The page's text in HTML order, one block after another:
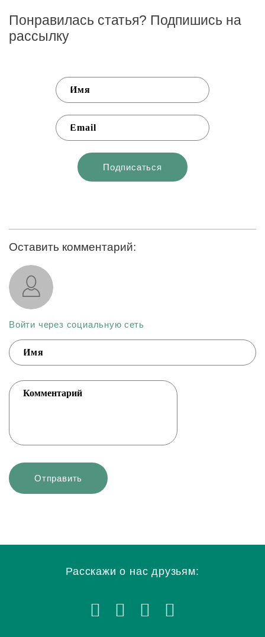
Понравилась статья? Подпишись на
рассылку
Оставить комментарий:
Войти через социальную сеть
Расскажи о нас друзьям: